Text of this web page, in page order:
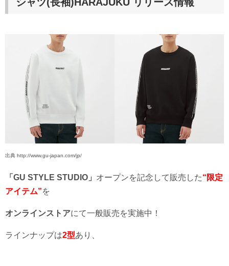
出典 http://www.gu-japan.com/jp/
「GU STYLE STUDIO」 オープンを記念して販売した“限定
アイテム”を
オンラインストアにて一般販売を実施中！
ラインナップは2型あり、